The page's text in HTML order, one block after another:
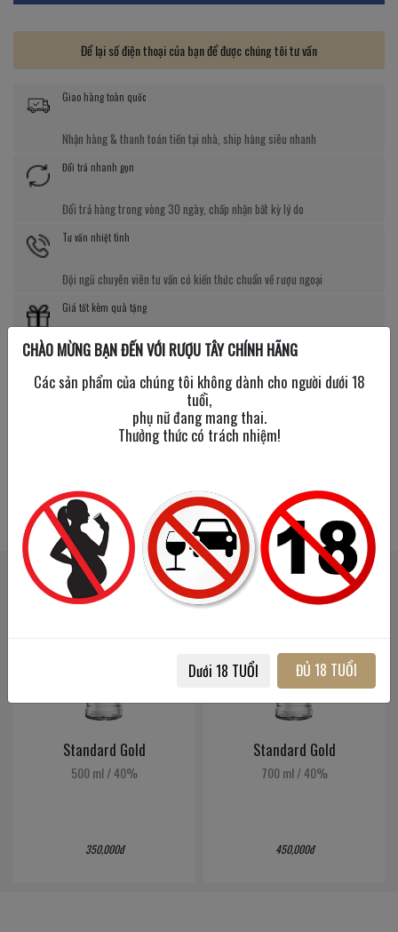
Để lại số điện thoại của bạn để được chúng tôi tư vấn
Giao hàng toàn quốc
Nhận hàng & thanh toán tiền tại nhà, ship hàng siêu nhanh
Đổi trả nhanh gọn
Đổi trả hàng trong vòng 30 ngày, chấp nhận bất kỳ lý do
Tư vấn nhiệt tình
Đội ngũ chuyên viên tư vấn có kiến thức chuẩn về rượu ngoại
Giá tốt kèm quà tặng
Nhiều chương trình giảm giá, tặng quà cực giá trị
SẢN PHẨM LIÊN QUAN SẢN PHẨM ĐÃ XEM
Standard Gold
500 ml/40%
350,000đ
Mua 2
Tặng 1
Standard Gold
700 ml/40%
450,000đ
CHÀO MỪNG BẠN ĐẾN VỚI RƯỢU TÂY CHÍNH HÃNG
Các sản phẩm của chúng tôi không dành cho người dưới 18
tuổi,
phụ nữ đang mang thai.
Thưởng thức có trách nhiệm!
Dưới 18 TUỔI ĐỦ 18 TUỔI